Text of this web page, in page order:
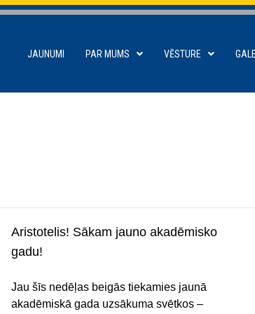
JAUNUMI PAR MUMS VĒSTURE
Aristotelis! Sākam jauno akadēmisko
gadu!
Jau šīs nedēļas beigās tiekamies jaunā
akadēmiskā gada uzsākuma svētkos –